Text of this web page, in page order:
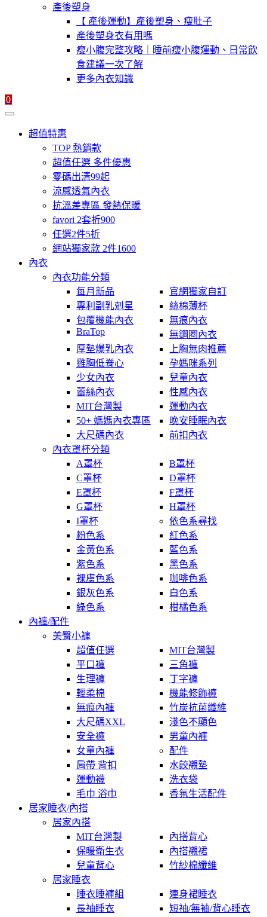
產後塑身
【 產後運動】產後塑身、瘦肚子
產後塑身衣有用嗎
瘦小腹完整攻略｜睡前瘦小腹運動、日常飲
食建議一次了解
更多內衣知識
0
超值特惠
TOP 熱銷款
超值任選 多件優惠
零碼出清99起
涼感透氣內衣
抗溫差專區 發熱保暖
favori 2套折900
任選2件5折
網站獨家款 2件1600
內衣
內衣功能分類
每月新品
官網獨家自訂
專利副乳剋星
絲棉薄杯
包覆機能內衣
無痕內衣
BraTop
無鋼圈內衣
厚墊爆乳內衣
上胸無肉推薦
雞胸低脊心
孕媽咪系列
少女內衣
兒童內衣
蕾絲內衣
性感內衣
MIT台灣製
運動內衣
50+ 媽媽內衣專區
晚安睡眠內衣
大尺碼內衣
前扣內衣
內衣罩杯分類
A罩杯
B罩杯
C罩杯
D罩杯
E罩杯
F罩杯
G罩杯
H罩杯
I罩杯
依色系尋找
粉色系
紅色系
金黃色系
藍色系
紫色系
黑色系
裸膚色系
咖啡色系
銀灰色系
白色系
綠色系
柑橘色系
內褲/配件
美臀小褲
超值任選
MIT台灣製
平口褲
三角褲
生理褲
丁字褲
輕柔棉
機能修飾褲
無痕內褲
竹炭抗菌纖維
大尺碼XXL
淺色不顯色
安全褲
男童內褲
女童內褲
配件
肩帶 背扣
水餃襯墊
運動襪
洗衣袋
毛巾 浴巾
香氛生活配件
居家睡衣/內搭
居家內搭
MIT台灣製
內搭背心
保暖衛生衣
內搭襯裙
兒童背心
竹紗棉纖維
居家睡衣
睡衣睡褲組
連身裙睡衣
長袖睡衣
短袖/無袖/背心睡衣